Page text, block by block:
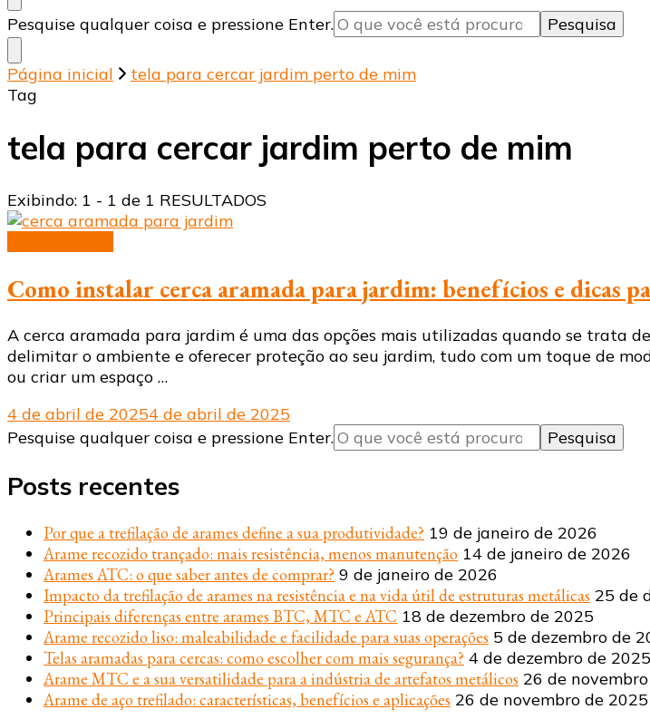
Procurando
algo?
Pesquise qualquer coisa e pressione Enter.
Página inicial
tela para cercar jardim perto de mim
Tag
tela para cercar jardim perto de mim
Exibindo: 1 - 1 de 1 RESULTADOS
Como instalar cerca aramada para jardim: benefícios e dicas
A cerca aramada para jardim é uma das opções mais utilizadas quando se trata
delimitar o ambiente e oferecer proteção ao seu jardim, tudo com um toque de
ou criar um espaço …
4 de abril de 20254 de abril de 2025
Procurando
Pesquise qualquer coisa e pressione Enter.
Posts recentes
Por que a trefilação de arames define a sua produtividade? 19 de janeiro de 2026
Arame recozido trançado: mais resistência, menos manutenção 14 de janeiro de 2026
Arames ATC: o que saber antes de comprar? 9 de janeiro de 2026
Impacto da trefilação de arames na resistência e na vida útil de estruturas metálicas 25 de
Principais diferenças entre arames BTC, MTC e ATC 18 de dezembro de 2025
Arame recozido liso: maleabilidade e facilidade para suas operações 5 de dezembro de
Telas aramadas para cercas: como escolher com mais segurança? 4 de dezembro de 2025
Arame MTC e a sua versatilidade para a indústria de artefatos metálicos 26 de
Arame de aço trefilado: características, benefícios e aplicações 26 de novembro de 2025